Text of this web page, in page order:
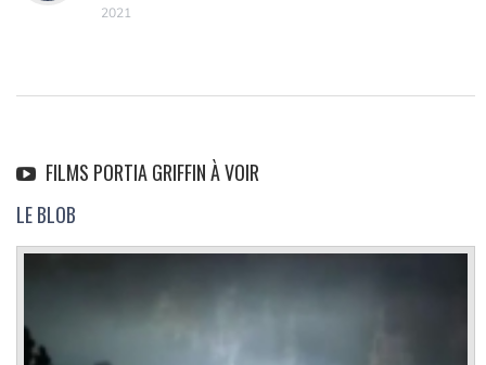
2021
FILMS PORTIA GRIFFIN À VOIR
LE BLOB